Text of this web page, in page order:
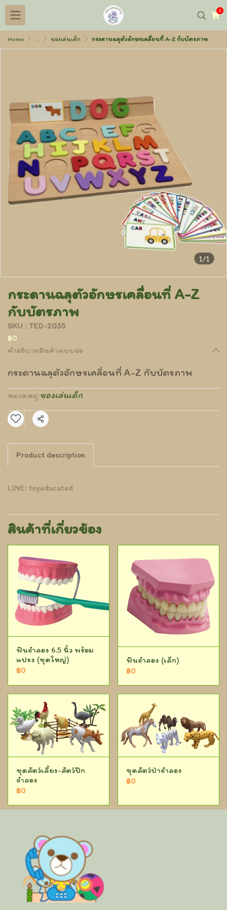
0
Home ... ของเล่นเด็ก กระดานฉลุตัวอักษรเคลื่อนที่ A-Z กับบัตรภาพ
1/1
กระดานฉลุตัวอักษรเคลื่อนที่ A-Z
กับบัตรภาพ
SKU : TED-2035
฿0
คำอธิบายสินค้าแบบย่อ
กระดานฉลุตัวอักษรเคลื่อนที่ A-Z กับบัตรภาพ
หมวดหมู่:ของเล่นเด็ก
แชร์
Product description
LINE: toyeducated
สินค้าที่เกี่ยวข้อง
ฟันจำลอง 6.5 นิ้ว พร้อม
แปรง (ชุดใหญ่)
฿0
ฟันจำลอง (เล็ก)
฿0
ชุดสัตว์เลี้ยง-สัตว์ปีก
จำลอง
฿0
ชุดสัตว์ป่าจำลอง
฿0